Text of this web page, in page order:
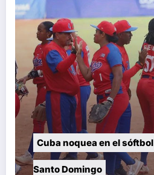
Cuba noquea en el
Santo Domingo